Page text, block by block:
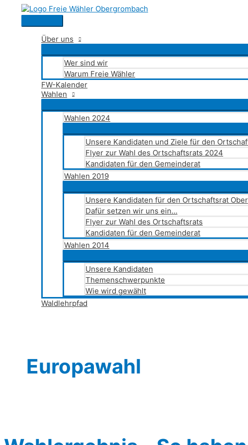
Inhalt
springen
Hauptmenü
Über uns
Wer sind wir
Warum Freie Wähler
FW-Kalender
Wahlen
Wahlen 2024
Unsere Kandidaten und Ziele für den
Flyer zur Wahl des Ortschaftsrats 2024
Kandidaten für den Gemeinderat
Wahlen 2019
Unsere Kandidaten für den Ortschaftsrat
Dafür setzen wir uns ein…
Flyer zur Wahl des Ortschaftsrats
Kandidaten für den Gemeinderat
Wahlen 2014
Unsere Kandidaten
Themenschwerpunkte
Wie wird gewählt
Waldlehrpfad
Europawahl